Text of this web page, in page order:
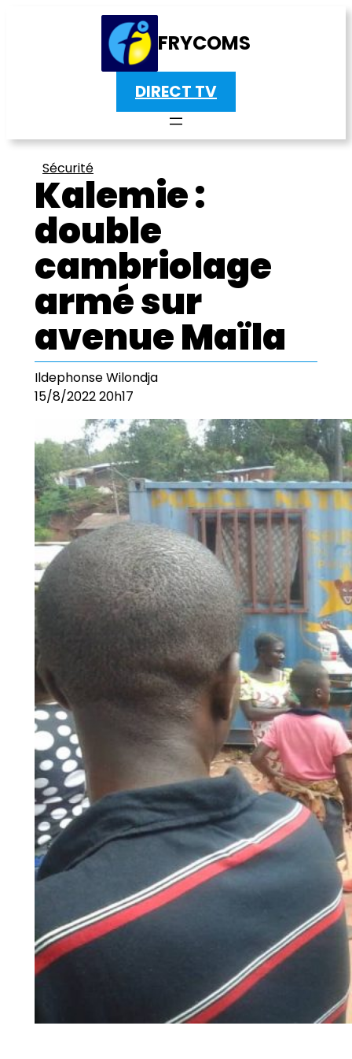
FRYCOMS
DIRECT TV
Sécurité
Kalemie :
double
cambriolage
armé sur
avenue Maïla
Ildephonse Wilondja
15/8/2022 20h17